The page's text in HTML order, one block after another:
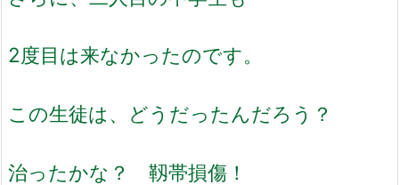
2度目は来なかったのです。
この生徒は、どうだったんだろう？
治ったかな？ 靱帯損傷！